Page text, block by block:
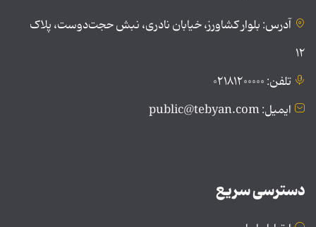
آدرس: بلوار کشاورز، خیابان نادری، نبش حجت‌دوست، پلاک
۱۲
تلفن: ۰۲۱۸۱۲۰۰۰۰۰
ایمیل: public@tebyan.com
دسترسی سریع